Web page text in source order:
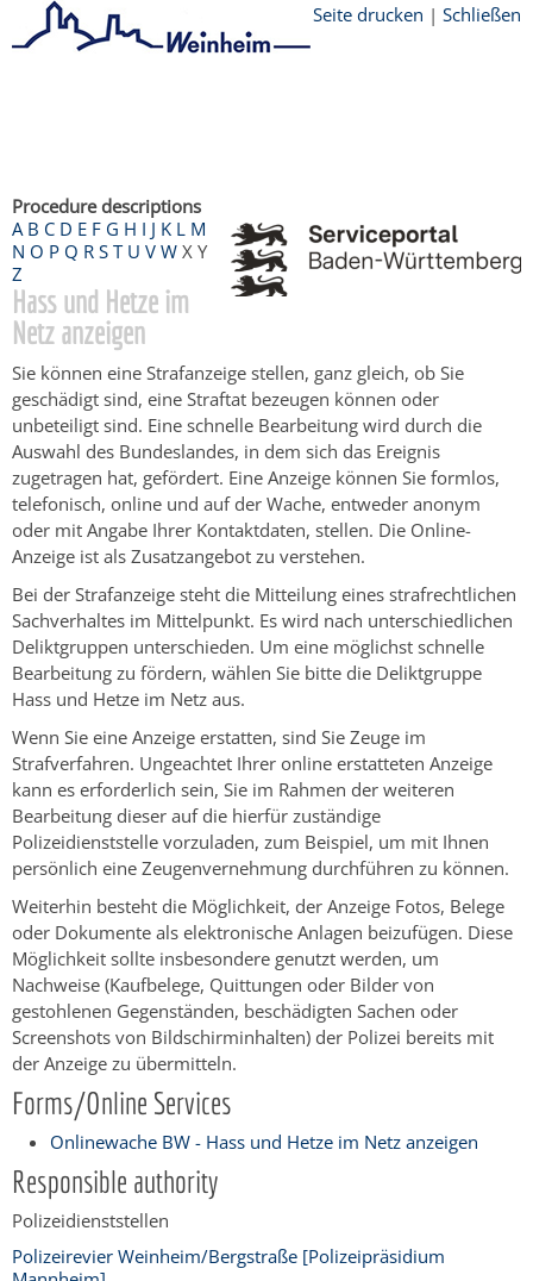
Seite drucken | Schließen
Procedure descriptions
A B C D E F G H I J K L M
N O P Q R S T U V W X Y
Z
Hass und Hetze im
Netz anzeigen
Sie können eine Strafanzeige stellen, ganz gleich, ob Sie
geschädigt sind, eine Straftat bezeugen können oder
unbeteiligt sind. Eine schnelle Bearbeitung wird durch die
Auswahl des Bundeslandes, in dem sich das Ereignis
zugetragen hat, gefördert. Eine Anzeige können Sie formlos,
telefonisch, online und auf der Wache, entweder anonym
oder mit Angabe Ihrer Kontaktdaten, stellen. Die Online-
Anzeige ist als Zusatzangebot zu verstehen.
Bei der Strafanzeige steht die Mitteilung eines strafrechtlichen
Sachverhaltes im Mittelpunkt. Es wird nach unterschiedlichen
Deliktgruppen unterschieden. Um eine möglichst schnelle
Bearbeitung zu fördern, wählen Sie bitte die Deliktgruppe
Hass und Hetze im Netz aus.
Wenn Sie eine Anzeige erstatten, sind Sie Zeuge im
Strafverfahren. Ungeachtet Ihrer online erstatteten Anzeige
kann es erforderlich sein, Sie im Rahmen der weiteren
Bearbeitung dieser auf die hierfür zuständige
Polizeidienststelle vorzuladen, zum Beispiel, um mit Ihnen
persönlich eine Zeugenvernehmung durchführen zu können.
Weiterhin besteht die Möglichkeit, der Anzeige Fotos, Belege
oder Dokumente als elektronische Anlagen beizufügen. Diese
Möglichkeit sollte insbesondere genutzt werden, um
Nachweise (Kaufbelege, Quittungen oder Bilder von
gestohlenen Gegenständen, beschädigten Sachen oder
Screenshots von Bildschirminhalten) der Polizei bereits mit
der Anzeige zu übermitteln.
Forms/Online Services
Onlinewache BW - Hass und Hetze im Netz anzeigen
Responsible authority
Polizeidienststellen
Polizeirevier Weinheim/Bergstraße [Polizeipräsidium